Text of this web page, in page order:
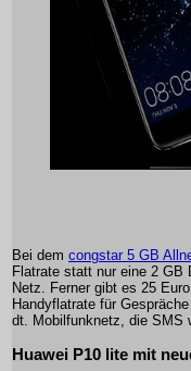
Bei dem congstar 5 GB
Flatrate statt nur eine 2
Netz. Ferner gibt es 25
Handyflatrate für
dt. Mobilfunknetz, die SMS
Huawei P10 lite mit